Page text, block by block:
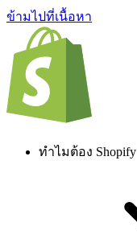
ข้ามไปที่เนื้อหา
ทำไมต้อง Shopify